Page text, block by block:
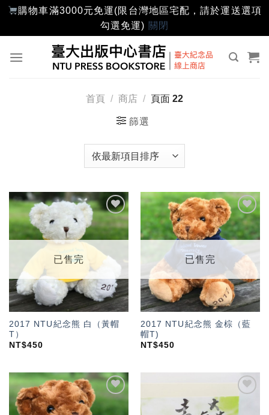
購物車滿3000元免運(限台灣地區宅配，請於運送選項
勾選免運) 關閉
首頁 / 商店 / 頁面 22
篩選
加入
「願
望輕
已售完
2017 NTU紀念熊 白（黃帽
T）
NT$450
加入
「願
望輕
已售完
2017 NTU紀念熊 金棕（藍
帽T)
NT$450
加入